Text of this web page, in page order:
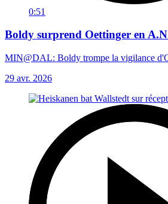
0:51
Boldy surprend Oettinger en
MIN@DAL: Boldy trompe la vigilance
29 avr. 2026